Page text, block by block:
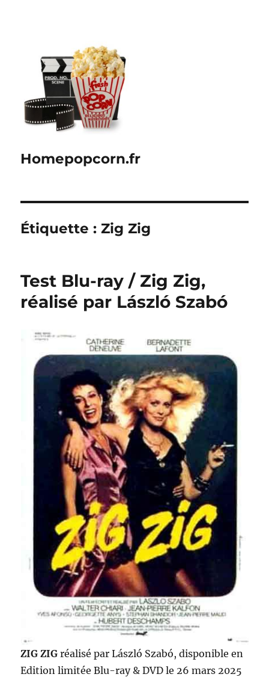
Homepopcorn.fr
Étiquette :Zig Zig
Test Blu-ray / Zig Zig,
réalisé par László Szabó
ZIG ZIGréalisé par László Szabó, disponible en
Edition limitée Blu-ray & DVD le 26 mars 2025